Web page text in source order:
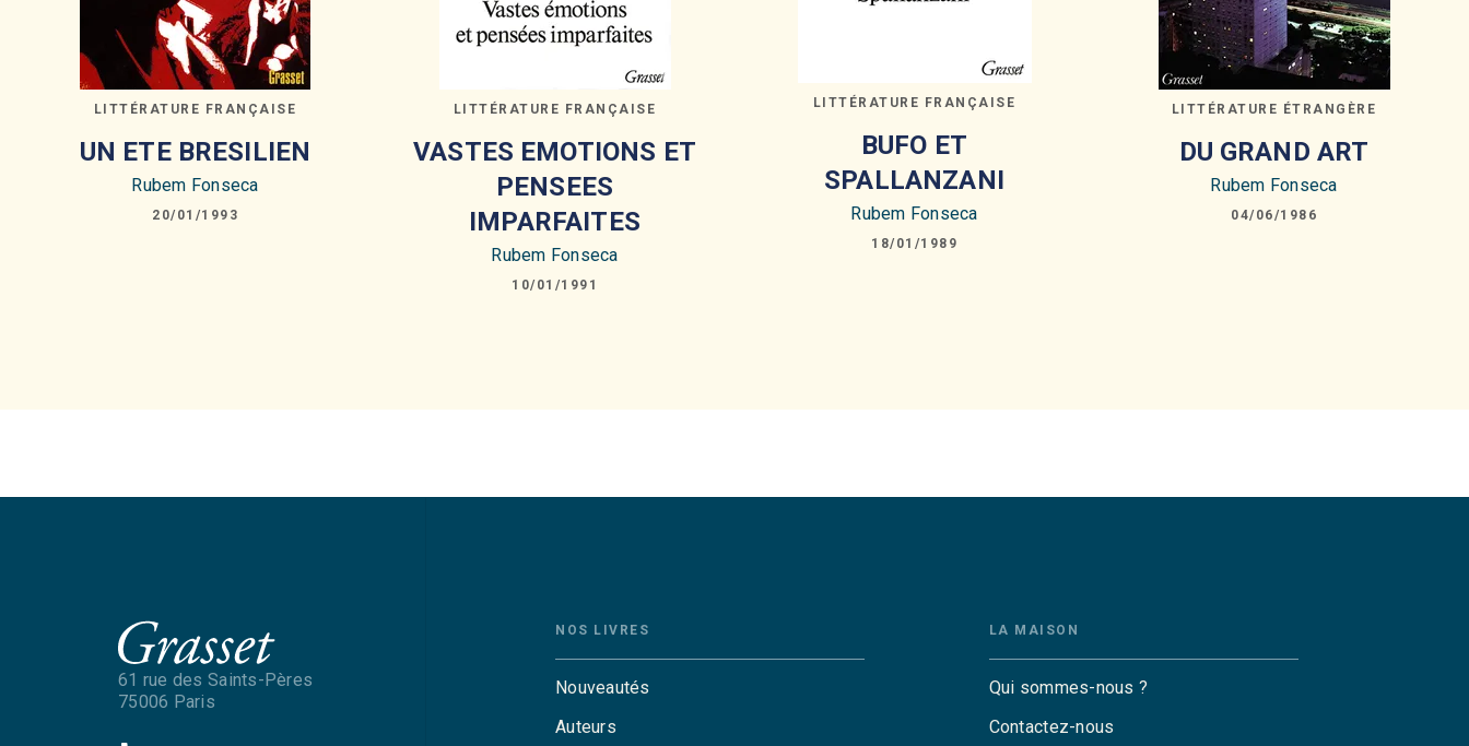
LITTÉRATURE FRANÇAISE
UN ETE BRESILIEN
Rubem Fonseca
20/01/1993
LITTÉRATURE FRANÇAISE
VASTES EMOTIONS ET
PENSEES
IMPARFAITES
Rubem Fonseca
10/01/1991
LITTÉRATURE FRANÇAISE
BUFO ET
SPALLANZANI
Rubem Fonseca
18/01/1989
LITTÉRATURE ÉTRANGÈRE
DU GRAND ART
Rubem Fonseca
04/06/1986
61 rue des Saints-Pères
75006 Paris
NOS LIVRES
Nouveautés
Auteurs
LA MAISON
Qui sommes-nous ?
Contactez-nous